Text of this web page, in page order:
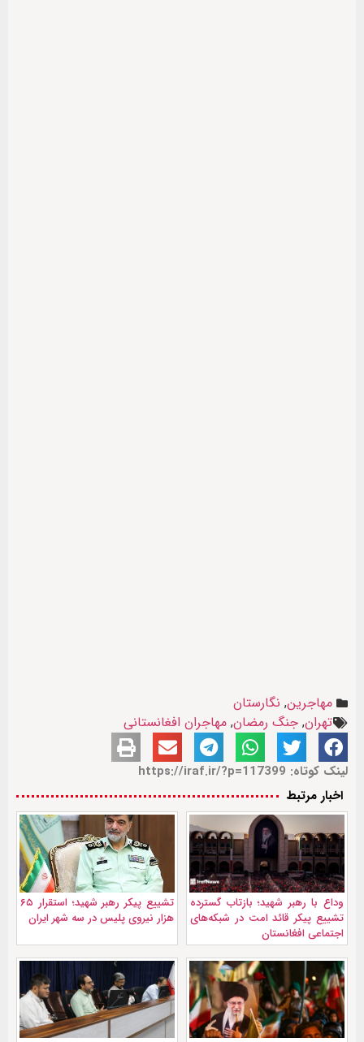
مهاجرین, نگارستان
تهران, جنگ رمضان, مهاجران افغانستانی
لینک کوتاه: https://iraf.ir/?p=117399
اخبار مرتبط
وداع با رهبر شهید؛ بازتاب گسترده
تشییع پیکر قائد امت در شبکه‌های
اجتماعی افغانستان
تشییع پیکر رهبر شهید؛ استقرار ۶۵
هزار نیروی پلیس در سه شهر ایران